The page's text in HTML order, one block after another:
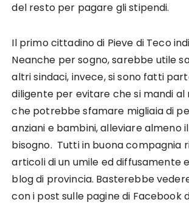
del resto per pagare gli stipendi.
Il primo cittadino di Pieve di Teco
Neanche per sogno, sarebbe utile
altri sindaci, invece, si sono fatti
diligente per evitare che si mandi
che potrebbe sfamare migliaia di
anziani e bambini, alleviare almeno
bisogno. Tutti in buona compagnia
articoli di un umile ed diffusamente
blog di provincia. Basterebbe
con i post sulle pagine di Facebook